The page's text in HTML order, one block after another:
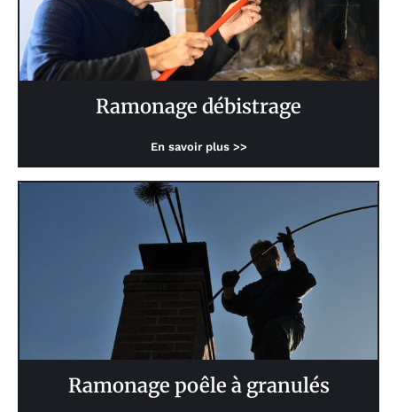
Ramonage débistrage
En savoir plus >>
Ramonage poêle à granulés